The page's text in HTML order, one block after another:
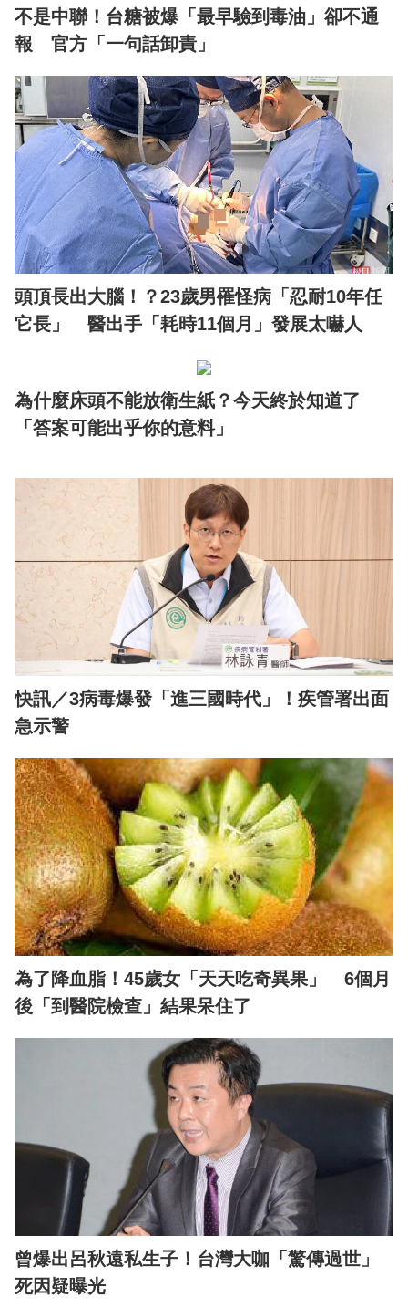
不是中聯！台糖被爆「最早驗到毒油」卻不通
報 官方「一句話卸責」
頭頂長出大腦！？23歲男罹怪病「忍耐10年任
它長」 醫出手「耗時11個月」發展太嚇人
為什麼床頭不能放衛生紙？今天終於知道了
「答案可能出乎你的意料」
快訊／3病毒爆發「進三國時代」！疾管署出面
急示警
為了降血脂！45歲女「天天吃奇異果」 6個月
後「到醫院檢查」結果呆住了
曾爆出呂秋遠私生子！台灣大咖「驚傳過世」
死因疑曝光